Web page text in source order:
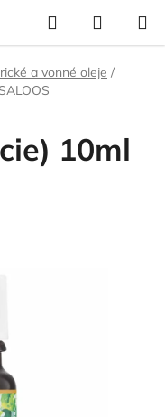
Hledat
KOŠÍK
a vonné oleje /
10ml